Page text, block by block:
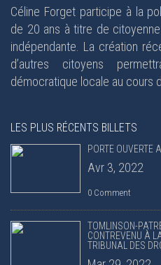
Céline Forget participe à la
de 20 ans à titre de
indépendante. La création
d’autres citoyens
démocratique locale au cours
LES PLUS RÉCENTS BILLETS
PORTE OUVERTE
Avr 3, 2022
0 Comment
TOMLINSON-
CONTREVENU À
TRIBUNAL DES